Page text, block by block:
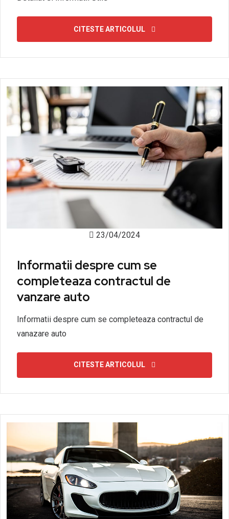
CITESTE ARTICOLUL
23/04/2024
Informatii despre cum se
completeaza contractul de
vanzare auto
Informatii despre cum se completeaza contractul de
vanazare auto
CITESTE ARTICOLUL